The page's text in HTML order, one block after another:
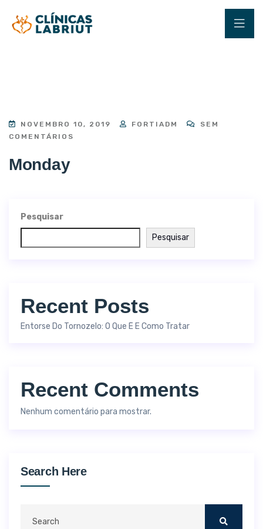
NOVEMBRO 10, 2019 FORTIADM
SEM
COMENTÁRIOS
Monday
Pesquisar
Pesquisar
Recent Posts
Entorse Do Tornozelo: O Que É E Como Tratar
Recent Comments
Nenhum comentário para mostrar.
Search Here